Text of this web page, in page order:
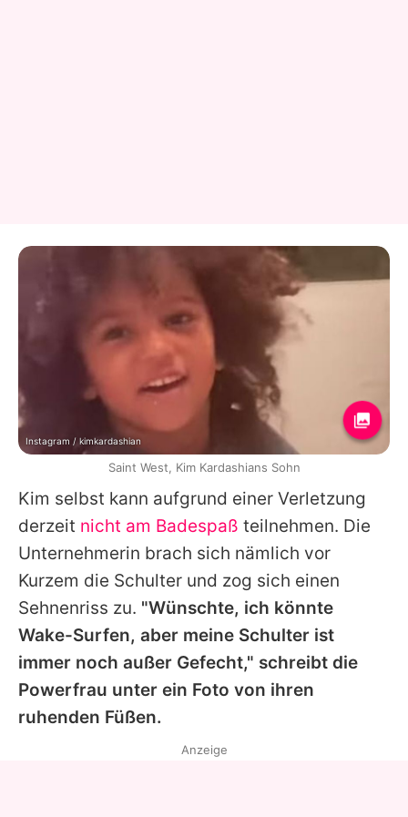
Kim selbst kann aufgrund einer Verletzung
derzeit nicht am Badespaß teilnehmen. Die
Unternehmerin brach sich nämlich vor
Kurzem die Schulter und zog sich einen
Sehnenriss zu. "Wünschte, ich könnte
Wake-Surfen, aber meine Schulter ist
immer noch außer Gefecht," schreibt die
Powerfrau unter ein Foto von ihren
ruhenden Füßen.
Instagram / kimkardashian
Saint West, Kim Kardashians Sohn
Anzeige